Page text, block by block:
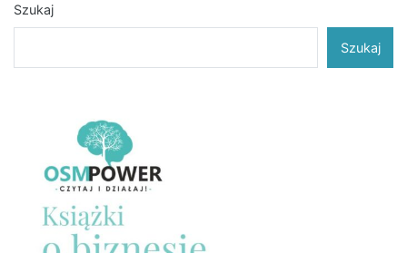
Szukaj
Szukaj